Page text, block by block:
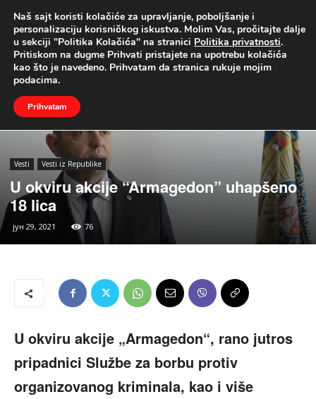
UŽIVO
Naslovna Vesti Vesti iz Republike
Vesti Vesti iz Republike
U okviru akcije “Armagedon” uhapšeno
18 lica
јун 29, 2021 76
U okviru akcije „Armagedon“, rano jutros
pripadnici Službe za borbu protiv
organizovanog kriminala, kao i više
Naš sajt koristi kolačiće za upravljanje, poboljšanje i
personalizaciju korisničkog iskustva. Molim Vas, pročitajte dalje
u sekciji "Politika Kolačića" na stranici Politika privatnosti.
Pritiskom na dugme Prihvati pristajete na upotrebu kolačića
kao što je navedeno. Prihvatam da stranica rukuje mojim
podacima.
Prihvatam